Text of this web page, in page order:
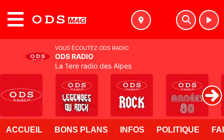
ACCUEIL BONS PLANS INFOS POLITIQUE
VOUS ÉCOUTEZ ODS RADIO
ODS RADIO
La 1ere radio des Alpes